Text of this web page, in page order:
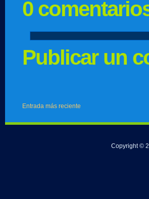
0
Publicar un
Entrada más reciente
Copyright ©